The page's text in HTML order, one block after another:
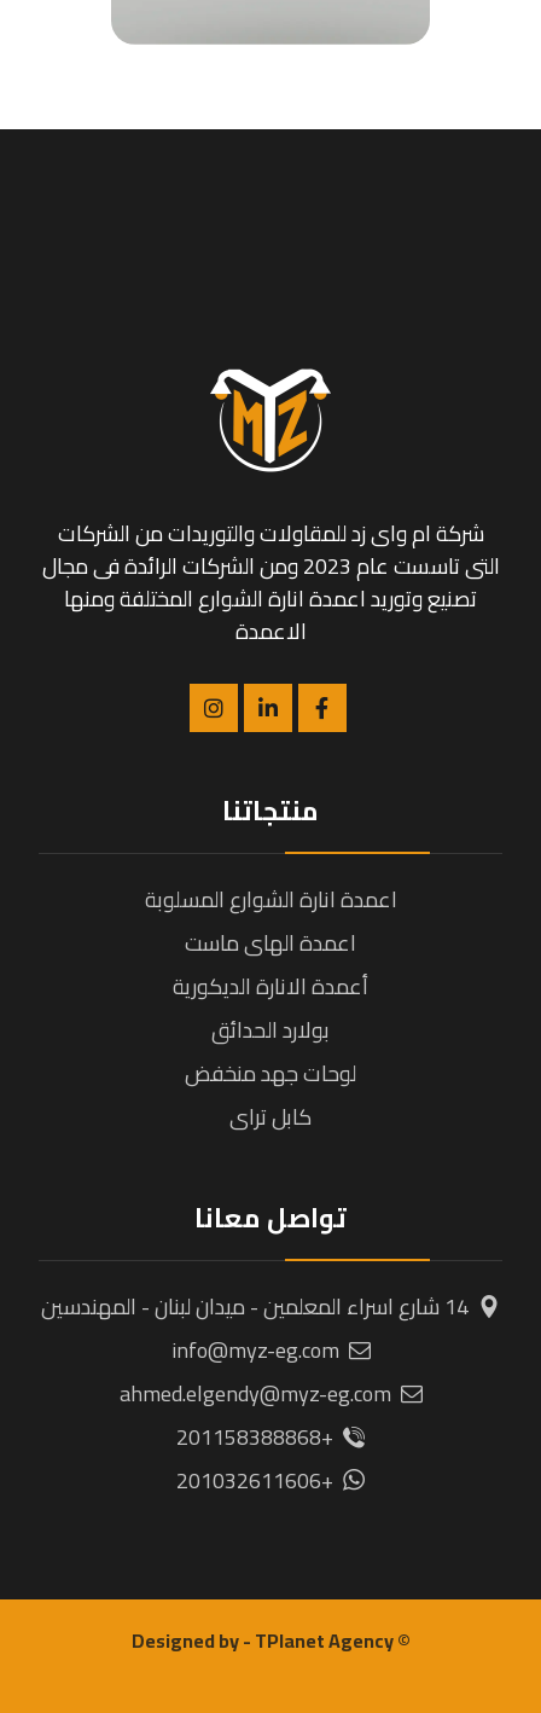
شركة ام واى زد للمقاولات والتوريدات من الشركات
التى تاسست عام 2023 ومن الشركات الرائدة فى مجال
تصنيع وتوريد اعمدة انارة الشوارع المختلفة ومنها
الاعمدة
منتجاتنا
اعمدة انارة الشوارع المسلوبة
اعمدة الهاى ماست
أعمدة الانارة الديكورية
بولارد الحدائق
لوحات جهد منخفض
كابل تراى
تواصل معانا
14 شارع اسراء المعلمين - ميدان لبنان - المهندسين
info@myz-eg.com
ahmed.elgendy@myz-eg.com
+201158388868
+201032611606
© Designed by - TPlanet Agency